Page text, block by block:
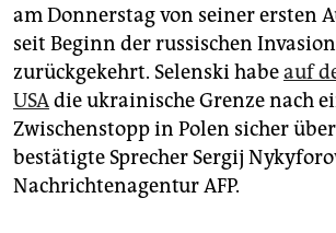
am Donnerstag von seiner ersten
seit Beginn der russischen
zurückgekehrt. Selenski habeauf
USAdie ukrainische Grenze nach
Zwischenstopp in Polen sicher
bestätigte Sprecher Sergij
Nachrichtenagentur AFP.